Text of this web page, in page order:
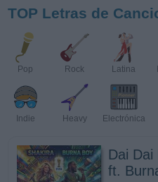
TOP Letras de
Pop Rock Latina
Indie Heavy Electrónica
Dai
ft.